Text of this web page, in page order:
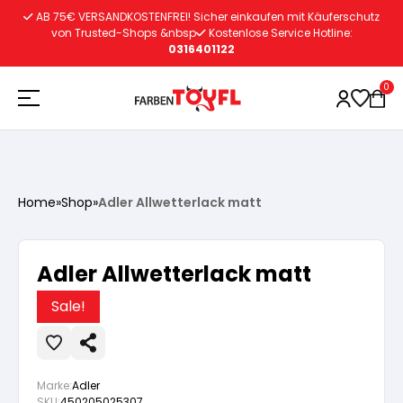
Vorbereitung
Wasserlösliche Grundierung
Lacke
Vorbereitung
Autoreparatur
Vorbereitung
Innenfarben
AB 75€ VERSANDKOSTENFREI! Sicher einkaufen mit Käuferschutz
von Trusted-Shops &nbsp
Kostenlose Service Hotline:
0316401122
0
Home»Shop»Adler Allwetterlack matt
Adler Allwetterlack matt
Sale!
Marke:Adler